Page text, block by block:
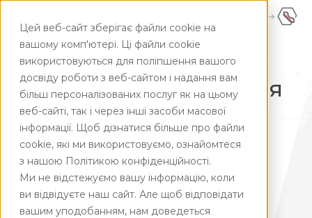
Цей веб-сайт зберігає файли cookie на
вашому комп'ютері. Ці файли cookie
використовуються для поліпшення вашого
досвіду роботи з веб-сайтом і надання вам
більш персоналізованих послуг як на цьому
веб-сайті, так і через інші засоби масової
інформації. Щоб дізнатися більше про файли
cookie, які ми використовуємо, ознайомтеся
з нашою Політикою конфіденційності.
Ми не відстежуємо вашу інформацію, коли
ви відвідуєте наш сайт. Але щоб відповідати
вашим уподобанням, нам доведеться
UA
ENG
Головна / Про AIM / Життя компанії / Aquatherm Kyiv
Енергетика, інженерія
та автоіндустрія:
підсумки потужного
виставкового
марафону